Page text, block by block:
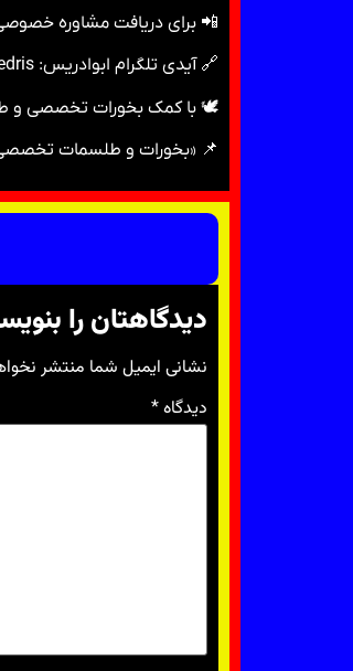
📲 برای دریافت مشاوره
🔗 آیدی تلگرام ابوادریس: aboedris@
🕊 با کمک بخورات تخصصی و
📌 «بخورات و طلسمات
دیدگاهتان را
نشانی ایمیل شما منتشر
دیدگاه*